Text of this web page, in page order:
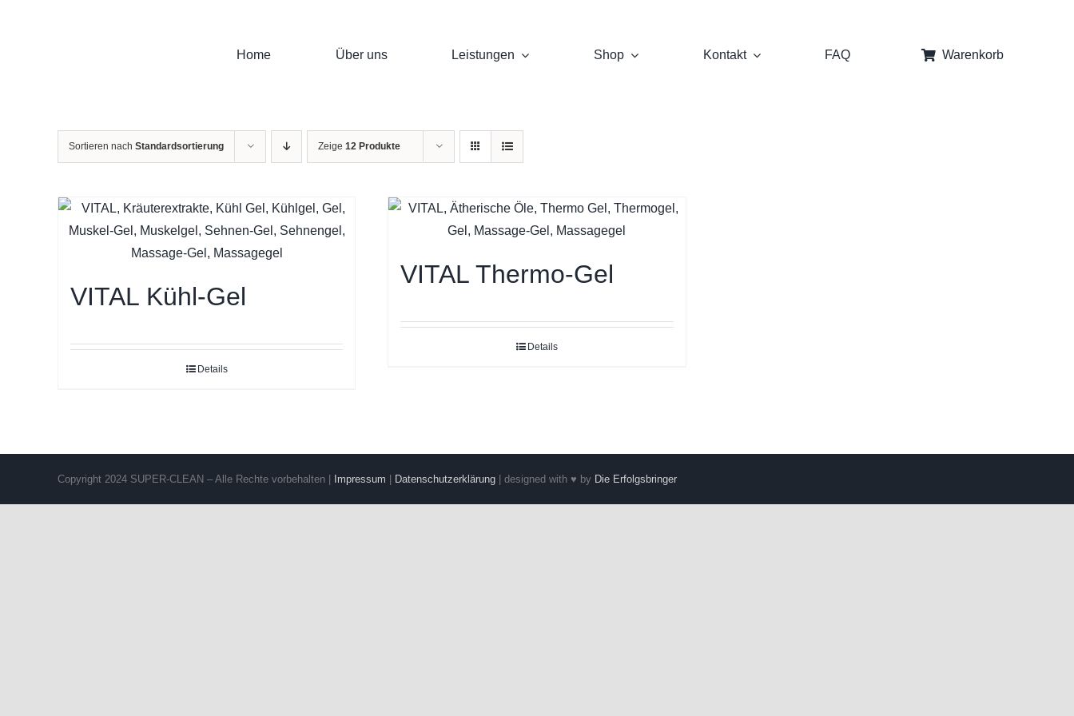
Home Über uns Leistungen Shop Kontakt FAQ Warenkorb
Sortieren nach Standardsortierung Zeige 12 Produkte
VITAL Kühl-Gel
Details
VITAL Thermo-Gel
Details
Copyright 2024 SUPER-CLEAN – Alle Rechte vorbehalten | Impressum Datenschutzerklärung | designed with ♥ by Die Erfolgsbringer